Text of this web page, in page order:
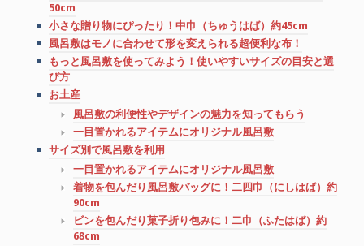
50cm
小さな贈り物にぴったり！中巾（ちゅうはば）約45cm
風呂敷はモノに合わせて形を変えられる超便利な布！
もっと風呂敷を使ってみよう！使いやすいサイズの目安と選
び方
お土産
風呂敷の利便性やデザインの魅力を知ってもらう
一目置かれるアイテムにオリジナル風呂敷
サイズ別で風呂敷を利用
一目置かれるアイテムにオリジナル風呂敷
着物を包んだり風呂敷バッグに！二四巾（にしはば）約
90cm
ビンを包んだり菓子折り包みに！二巾（ふたはば）約
68cm